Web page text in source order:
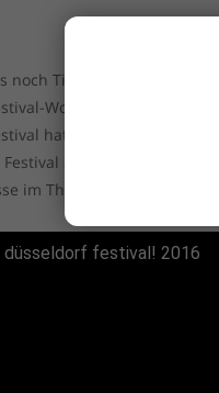
noch Tickets für alle
Woche bei Karten für
hat einen eigenen
außerdem per
im Theaterzelt (täglich ab
düsseldorf festival! 2016